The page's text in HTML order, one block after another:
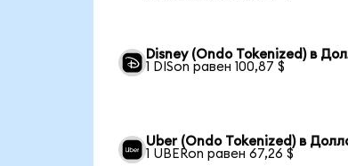
Disney (Ondo Tokenized) в
1 DISon равен 100,87 $
Uber (Ondo Tokenized) в
1 UBERon равен 67,26 $